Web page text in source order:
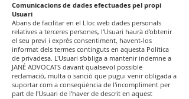
Comunicacions de dades efectuades pel propi
Usuari
Abans de facilitar en el Lloc web dades personals
relatives a terceres persones, l'Usuari haurà d'obtenir
el seu previ i exprés consentiment, havent-los
informat dels termes continguts en aquesta Política
de privadesa. L'Usuari s'obliga a mantenir indemne a
JANÉ ADVOCATS davant qualsevol possible
reclamació, multa o sanció que pugui venir obligada a
suportar com a conseqüència de l'incompliment per
part de l'Usuari de l'haver de descrit en aquest